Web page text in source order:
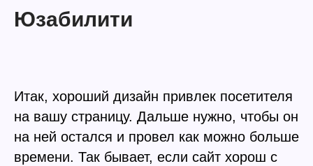
Юзабилити
Итак, хороший дизайн привлек посетителя
на вашу страницу. Дальше нужно, чтобы он
на ней остался и провел как можно больше
времени. Так бывает, если сайт хорош с